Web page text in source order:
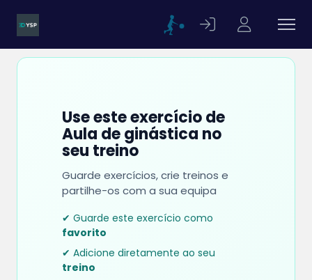
Use este exercício de
Aula de ginástica no
seu treino
Guarde exercícios, crie treinos e
partilhe-os com a sua equipa
✔ Guarde este exercício como
favorito
✔ Adicione diretamente ao seu
treino